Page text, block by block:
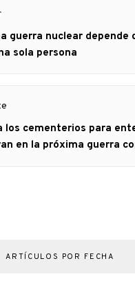
guerra nuclear depende
sola persona
los cementerios para
en la próxima guerra
ARTÍCULOS POR FECHA